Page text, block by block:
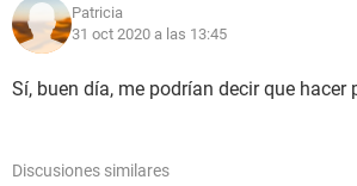
Patricia
31 oct 2020 a las 13:45
Sí, buen día, me podrían decir que hacer
Discusiones similares